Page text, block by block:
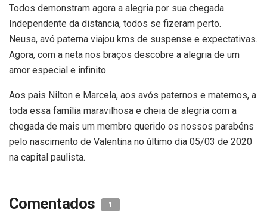
Todos demonstram agora a alegria por sua chegada.
Independente da distancia, todos se fizeram perto.
Neusa, avó paterna viajou kms de suspense e expectativas.
Agora, com a neta nos braços descobre a alegria de um
amor especial e infinito.
Aos pais Nilton e Marcela, aos avós paternos e maternos, a
toda essa família maravilhosa e cheia de alegria com a
chegada de mais um membro querido os nossos parabéns
pelo nascimento de Valentina no último dia 05/03 de 2020
na capital paulista.
Comentados 1